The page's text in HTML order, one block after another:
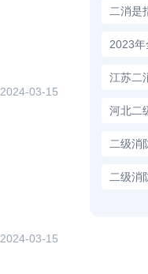
2024-03-15
2024-03-15
二消是
江苏二
二级消